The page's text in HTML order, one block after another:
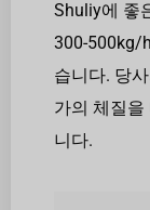
Shuliy에 좋
300-500kg/
습니다. 당
가의 체질을
니다.